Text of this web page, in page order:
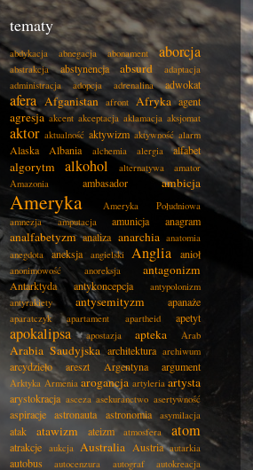
tematy
abdykacja abnegacja abonament aborcja
abstrakcja abstynencja absurd
adaptacja
administracja
adopcja adrenalina adwokat
afera Afganistan afront Afryka agent
agresja akcent akceptacja aklamacja aksjomat
aktor aktualność aktywizm aktywność alarm
Alaska Albania alchemia alergia alfabet
algorytm alkohol alternatywa
amator
Amazonia
ambasador ambicja
Ameryka
Ameryka Południowa
amnezja
amputacja amunicja anagram
analfabetyzm analiza anarchia anatomia
anegdota
aneksja angielski Anglia anioł
anonimowość anoreksja antagonizm
Antarktyda antykoncepcja
antypolonizm
antyrakiety
antysemityzm apanaże
aparatczyk apartament apartheid apetyt
apokalipsa apostazja apteka Arab
Arabia Saudyjska architektura archiwum
arcydzieło areszt Argentyna argument
Arktyka Armenia arogancja artyleria artysta
arystokracja asceza asekuranctwo asertywność
aspiracje astronauta astronomia asymilacja
atak atawizm ateizm atmosfera atom
atrakcje aukcja Australia Austria autarkia
autobus autocenzura autograf
autokreacja